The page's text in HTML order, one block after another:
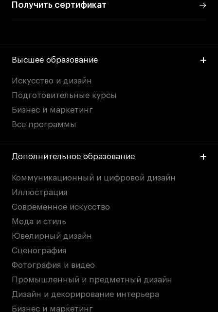
Получить сертификат
Высшее образование
Искусство и дизайн
Подготовительные курсы
Бизнес и маркетинг
Все программы
Дополнительное образование
Коммуникационный и цифровой дизайн
Иллюстрация
Современное искусство
Мода и стиль
Ювелирный дизайн
Сценография
Фотография и видео
Промышленный и предметный дизайн
Дизайн и декорирование интерьера
Бизнес и маркетинг